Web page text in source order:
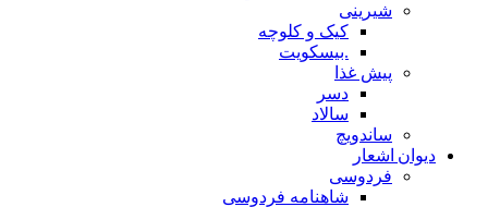
شیرینی
کیک و کلوچه
.بیسکویت
پیش غذا
دسر
سالاد
ساندویچ
دیوان اشعار
فردوسی
شاهنامه فردوسی